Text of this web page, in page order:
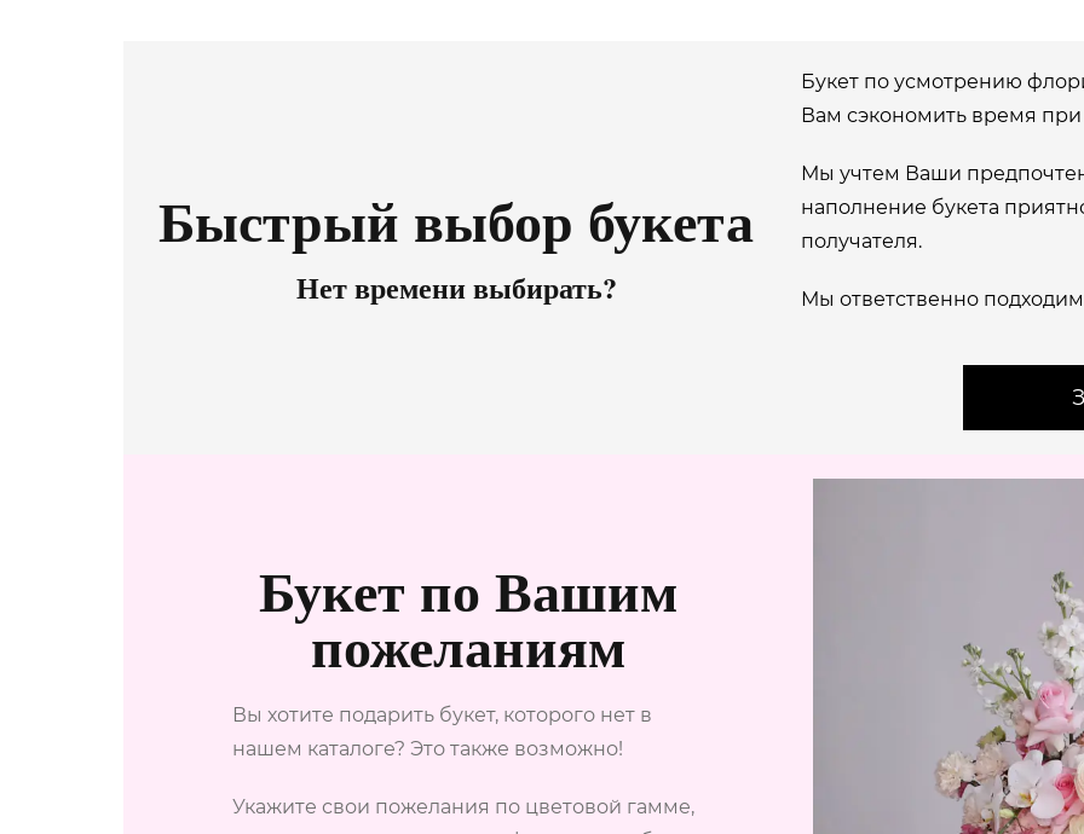
Быстрый выбор букета
Нет времени выбирать?
Букет по усмотрению
Вам сэкономить время
Мы учтем Ваши
наполнение букета
получателя.
Мы ответственно
Букет по Вашим
пожеланиям
Вы хотите подарить букет, которого нет в
нашем каталоге? Это также возможно!
Укажите свои пожелания по цветовой гамме,